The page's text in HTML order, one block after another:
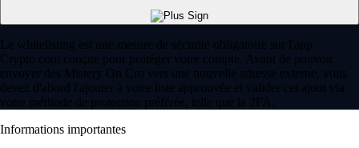
Le whitelisting est une mesure de sécurité obligatoire sur l'app
Crypto.com conçue pour protéger votre compte. Avant de pouvoir
envoyer des Mistery On Cro vers une nouvelle adresse externe, vous
devez d'abord l'ajouter à votre liste approuvée et valider cet ajout via
votre méthode de protection préférée, telle que la 2FA.
Informations importantes